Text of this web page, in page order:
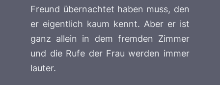
Freund übernachtet haben muss, den
er eigentlich kaum kennt. Aber er ist
ganz allein in dem fremden Zimmer
und die Rufe der Frau werden immer
lauter.